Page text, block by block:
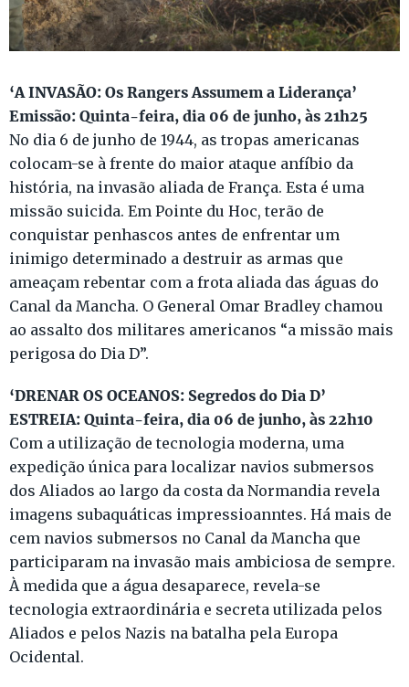
‘A INVASÃO: Os Rangers Assumem a Liderança’
Emissão: Quinta-feira, dia 06 de junho, às 21h25
No dia 6 de junho de 1944, as tropas americanas
colocam-se à frente do maior ataque anfíbio da
história, na invasão aliada de França. Esta é uma
missão suicida. Em Pointe du Hoc, terão de
conquistar penhascos antes de enfrentar um
inimigo determinado a destruir as armas que
ameaçam rebentar com a frota aliada das águas do
Canal da Mancha. O General Omar Bradley chamou
ao assalto dos militares americanos “a missão mais
perigosa do Dia D”.
‘DRENAR OS OCEANOS: Segredos do Dia D’
ESTREIA: Quinta-feira, dia 06 de junho, às 22h10
Com a utilização de tecnologia moderna, uma
expedição única para localizar navios submersos
dos Aliados ao largo da costa da Normandia revela
imagens subaquáticas impressioanntes. Há mais de
cem navios submersos no Canal da Mancha que
participaram na invasão mais ambiciosa de sempre.
À medida que a água desaparece, revela-se
tecnologia extraordinária e secreta utilizada pelos
Aliados e pelos Nazis na batalha pela Europa
Ocidental.